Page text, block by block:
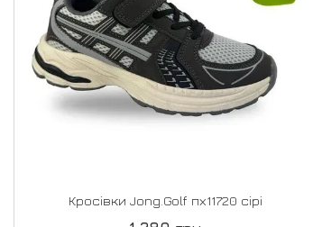
Кросівки Jong.Golf пх11720 сірі